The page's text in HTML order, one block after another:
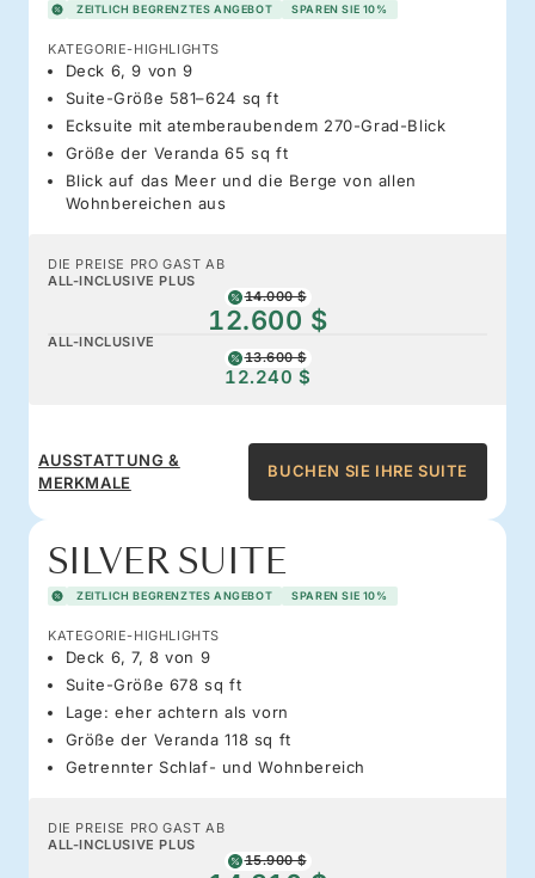
ZEITLICH BEGRENZTES ANGEBOT SPAREN SIE 10%
KATEGORIE-HIGHLIGHTS
Deck 6, 9 von 9
Suite-Größe 581–624 sq ft
Ecksuite mit atemberaubendem 270-Grad-Blick
Größe der Veranda 65 sq ft
Blick auf das Meer und die Berge von allen
Wohnbereichen aus
DIE PREISE PRO GAST AB
ALL-INCLUSIVE PLUS
14.000 $
12.600 $
ALL-INCLUSIVE
13.600 $
12.240 $
AUSSTATTUNG &
MERKMALE
BUCHEN SIE IHRE SUITE
SILVER SUITE
ZEITLICH BEGRENZTES ANGEBOT SPAREN SIE 10%
KATEGORIE-HIGHLIGHTS
Deck 6, 7, 8 von 9
Suite-Größe 678 sq ft
Lage: eher achtern als vorn
Größe der Veranda 118 sq ft
Getrennter Schlaf- und Wohnbereich
DIE PREISE PRO GAST AB
ALL-INCLUSIVE PLUS
15.900 $